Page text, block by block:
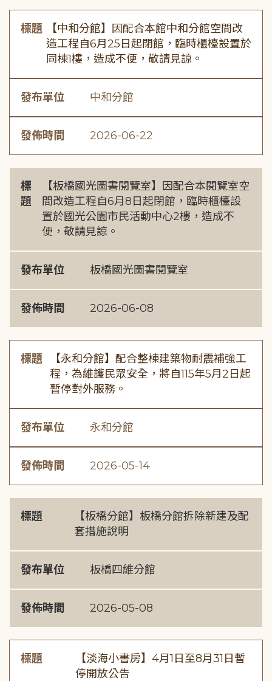
標題
【中和分館】因配合本館中和分館空間改
造工程自6月25日起閉館，臨時櫃檯設置於
同棟1樓，造成不便，敬請見諒。
發布單位 中和分館
發佈時間 2026-06-22
標
題
【板橋國光圖書閱覽室】因配合本閱覽室空
間改造工程自6月8日起閉館，臨時櫃檯設
置於國光公園市民活動中心2樓，造成不
便，敬請見諒。
發布單位 板橋國光圖書閱覽室
發佈時間 2026-06-08
標題
【永和分館】配合整棟建築物耐震補強工
程，為維護民眾安全，將自115年5月2日起
暫停對外服務。
發布單位 永和分館
發佈時間 2026-05-14
標題
【板橋分館】板橋分館拆除新建及配
套措施說明
發布單位 板橋四維分館
發佈時間 2026-05-08
標題
【淡海小書房】4月1日至8月31日暫
停開放公告